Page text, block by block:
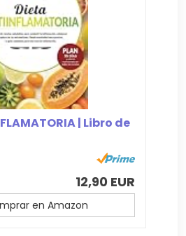
| Libro de
12,90 EUR
en Amazon